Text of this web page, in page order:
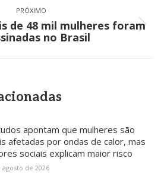
PRÓXIMO
Próximo
post:
de 48 mil mulheres foram
no Brasil
apontam que mulheres são
afetadas por ondas de calor, mas
sociais explicam maior risco
agosto de 2026